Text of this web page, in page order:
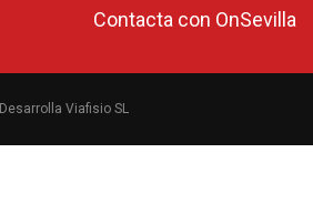
Contacta con OnSevilla
Desarrolla Viafisio SL